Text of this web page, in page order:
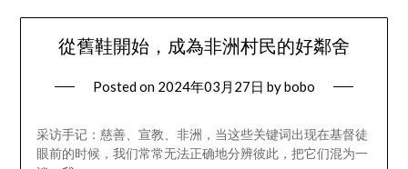
從舊鞋開始，成為非洲村民的好鄰舍
Posted on 2024年03月27日 bybobo
采访手记：慈善、宣教、非洲，当这些关键词出现在基督徒
眼前的时候，我们常常无法正确地分辨彼此，把它们混为一